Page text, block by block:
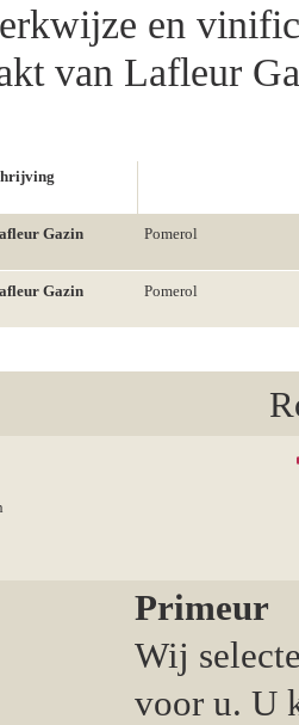
en
van Lafleur
Gazin Pomerol
Gazin Pomerol
Primeur
Wij
voor u. U